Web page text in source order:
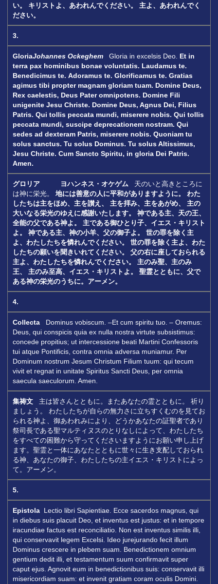
い。
キリストよ、あわれんでください。
主よ、あわれんでく
ださい。
3.
GloriaJohannes Ockeghem Gloria in excelsis Deo. Et in
terra pax hominibus bonae voluntatis. Laudamus te.
Benedicimus te. Adoramus te. Glorificamus te. Gratias
agimus tibi propter magnam gloriam tuam. Domine Deus,
Rex caelestis, Deus Pater omnipotens. Domine Fili
unigenite Jesu Christe. Domine Deus, Agnus Dei, Filius
Patris. Qui tollis peccata mundi, miserere nobis. Qui tollis
peccata mundi, suscipe deprecationem nostram. Qui
sedes ad dexteram Patris, miserere nobis. Quoniam tu
solus sanctus. Tu solus Dominus. Tu solus Altissimus,
Jesu Christe. Cum Sancto Spiritu, in gloria Dei Patris.
Amen.
グロリア ヨハンネス・オケゲム 天のいと高きところに
は神に栄光。 地には善意の人に平和がありますように。
わた
したちは主をほめ、主を讃え、
主を拝み、主をあがめ、
主の
大いなる栄光のゆえに感謝いたします。
神である主、天の王、
全能の父である神よ。
主である御ひとり子、イエス・キリスト
よ。
神である主、神の小羊、父の御子よ。
世の罪を除く主
よ、わたしたちを憐れんでください。
世の罪を除く主よ、わた
したちの願いを聞きいれてください。
父の右に座しておられる
主よ、わたしたちを憐れんでください。
主のみ聖、主のみ
王、
主のみ至高、イエス・キリストよ。
聖霊とともに、父で
ある神の栄光のうちに。アーメン。
4.
Collecta Dominus vobiscum. –Et cum spiritu tuo. – Oremus:
Deus, qui conspicis quia ex nulla nostra virtute subsistimus:
concede propitius; ut intercessione beati Martini Confessoris
tui atque Pontificis, contra omnia adversa muniamur. Per
Dominum nostrum Jesum Christum Filium tuum: qui tecum
vivit et regnat in unitate Spiritus Sancti Deus, per omnia
saecula saeculorum. Amen.
集祷文 主は皆さんとともに。またあなたの霊とともに。 祈り
ましょう。 わたしたちが自らの無力さに立ちすくむのを見てお
られる神よ、御あわれみにより、どうかあなたの証聖者であり
祭司長である聖マルティヌスのとりなしによって、わたしたち
をすべての困難から守ってくださいますようにお願い申し上げ
ます。聖霊と一体にあなたとともに世々に生き支配しておられ
る神、あなたの御子、わたしたちの主イエス・キリストによっ
て。アーメン。
5.
Epistola Lectio libri Sapientiae. Ecce sacerdos magnus, qui
in diebus suis placuit Deo, et inventus est justus: et in tempore
iracundiae factus est reconciliatio. Non est inventus similis illi,
qui conservavit legem Excelsi. Ideo jurejurando fecit illum
Dominus crescere in plebem suam. Benedictionem omnium
gentium dedit illi, et testamentum suum confirmavit super
caput ejus. Agnovit eum in benedictionibus suis: conservavit illi
misericordiam suam: et invenit gratiam coram oculis Domini.